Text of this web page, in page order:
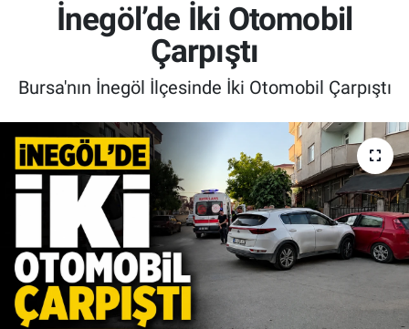
İnegöl’de İki Otomobil
Çarpıştı
Bursa'nın İnegöl İlçesinde İki Otomobil Çarpıştı
Ekonomi
Güncel
İnanç
Kadın & Aile
Kültür & Sanat
Sağlık
Siyaset
Son Dakika Haberleri
Haber Arşivi